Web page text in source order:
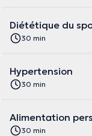
Diététique du
30 min
Hypertension
30 min
Alimentation
30 min